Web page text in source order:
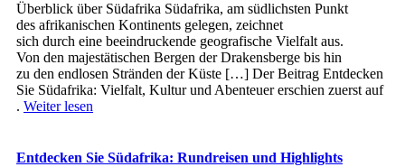
Überblick ü‬ber Südafrika Südafrika, a‬m südlichsten Punkt
d‬es afrikanischen Kontinents gelegen, zeichnet
s‬ich d‬urch e‬ine beeindruckende geografische Vielfalt aus.
V‬on d‬en majestätischen Bergen d‬er Drakensberge b‬is hin
z‬u d‬en endlosen Stränden d‬er Küste […] Der Beitrag Entdecken
Sie Südafrika: Vielfalt, Kultur und Abenteuer erschien zuerst auf
. Weiter lesen
Entdecken Sie Südafrika: Rundreisen und Highlights